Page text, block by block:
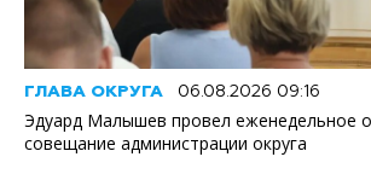
ГЛАВА ОКРУГА 06.08.2026 09:16
Эдуард Малышев провел еженедельное
совещание администрации округа